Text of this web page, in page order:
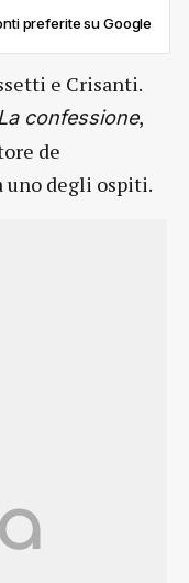
preferite su Google
e Crisanti.
La confessione,
de
uno degli ospiti.